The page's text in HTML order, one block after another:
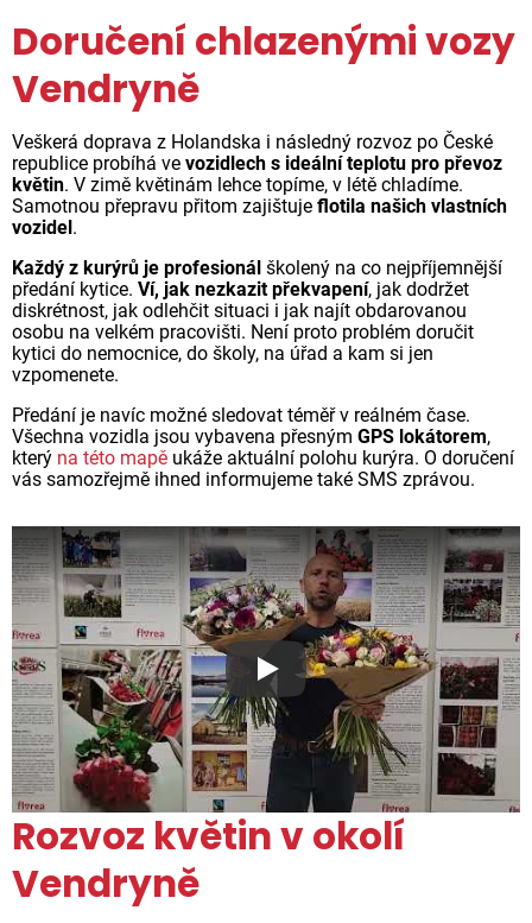
Doručení chlazenými vozy
Vendryně
Veškerá doprava z Holandska i následný rozvoz po České
republice probíhá ve vozidlech s ideální teplotu pro převoz
květin. V zimě květinám lehce topíme, v létě chladíme.
Samotnou přepravu přitom zajištuje flotila našich vlastních
vozidel.
Každý z kurýrů je profesionál školený na co nejpříjemnější
předání kytice. Ví, jak nezkazit překvapení, jak dodržet
diskrétnost, jak odlehčit situaci i jak najít obdarovanou
osobu na velkém pracovišti. Není proto problém doručit
kytici do nemocnice, do školy, na úřad a kam si jen
vzpomenete.
Předání je navíc možné sledovat téměř v reálném čase.
Všechna vozidla jsou vybavena přesným GPS lokátorem,
který na této mapě ukáže aktuální polohu kurýra. O doručení
vás samozřejmě ihned informujeme také SMS zprávou.
Proč jsou květiny z Florea
Rozvoz květin v okolí
Vendryně